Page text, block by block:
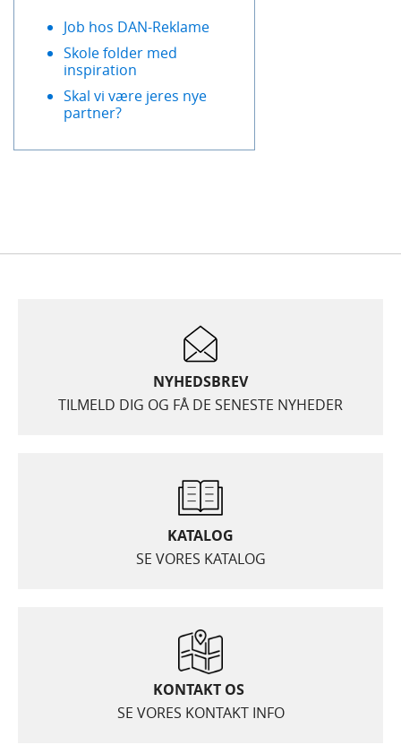
Job hos DAN-Reklame
Skole folder med
inspiration
Skal vi være jeres nye
partner?
NYHEDSBREV
TILMELD DIG OG FÅ DE SENESTE NYHEDER
KATALOG
SE VORES KATALOG
KONTAKT OS
SE VORES KONTAKT INFO